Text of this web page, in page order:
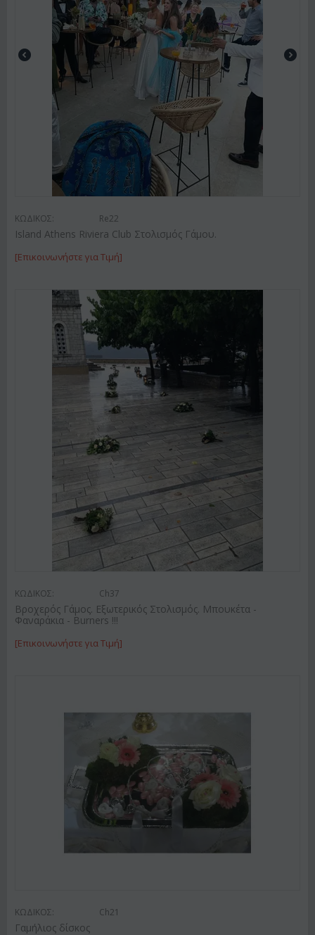
ΚΩΔΙΚΟΣ: Re22
Island Athens Riviera Club Στολισμός Γάμου.
[Επικοινωνήστε για Τιμή]
ΚΩΔΙΚΟΣ: Ch37
Βροχερός Γάμος. Εξωτερικός Στολισμός. Μπουκέτα -
Φαναράκια - Burners !!!
[Επικοινωνήστε για Τιμή]
ΚΩΔΙΚΟΣ: Ch21
Γαμήλιος δίσκος